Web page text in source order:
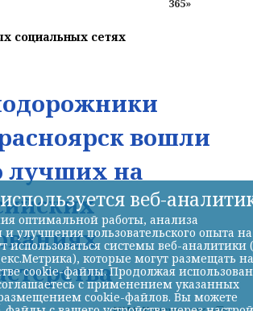
365»
социальных сетях
вошли
лучших на
веб-
оптимальной работы, анализа
и улучшения пользовательского опыта на
использоваться системы веб-аналитики
которые могут размещать на
cookie-файлы. Продолжая
с применением указанных
cookie-файлов. Вы можете